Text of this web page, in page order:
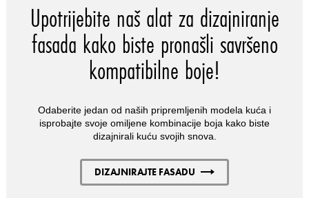
Upotrijebite naš alat za dizajniranje
fasada kako biste pronašli savršeno
kompatibilne boje!
Odaberite jedan od naših pripremljenih modela kuća i
isprobajte svoje omiljene kombinacije boja kako biste
dizajnirali kuću svojih snova.
DIZAJNIRAJTE FASADU